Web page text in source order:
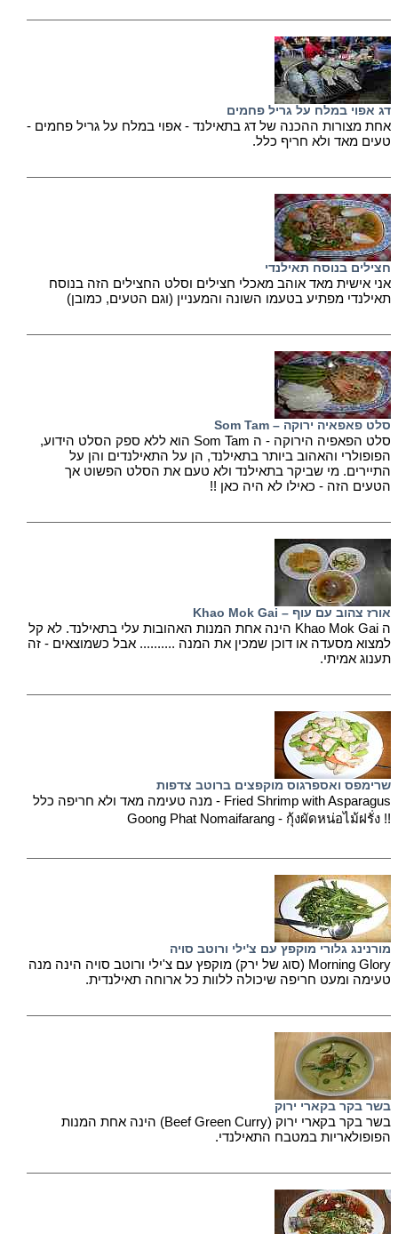
דג אפוי במלח על גריל פחמים
אחת מצורות ההכנה של דג בתאילנד - אפוי במלח על גריל פחמים -
טעים מאד ולא חריף כלל.
חצילים בנוסח תאילנדי
אני אישית מאד אוהב מאכלי חצילים וסלט החצילים הזה בנוסח
תאילנדי מפתיע בטעמו השונה והמעניין (וגם הטעים, כמובן)
סלט פאפאיה ירוקה – Som Tam
סלט הפאפיה הירוקה - ה Som Tam הוא ללא ספק הסלט הידוע,
הפופולרי והאהוב ביותר בתאילנד, הן על התאילנדים והן על
התיירים. מי שביקר בתאילנד ולא טעם את הסלט הפשוט אך
הטעים הזה - כאילו לא היה כאן !!
אורז צהוב עם עוף – Khao Mok Gai
ה Khao Mok Gai הינה אחת המנות האהובות עלי בתאילנד. לא קל
למצוא מסעדה או דוכן שמכין את המנה .......... אבל כשמוצאים - זה
תענוג אמיתי.
שרימפס ואספרגוס מוקפצים ברוטב צדפות
Fried Shrimp with Asparagus - מנה טעימה מאד ולא חריפה כלל
!! Goong Phat Nomaifarang - กุ้งผัดหน่อไม้ฝรั่ง
מורנינג גלורי מוקפץ עם צ'ילי ורוטב סויה
Morning Glory (סוג של ירק) מוקפץ עם צ'ילי ורוטב סויה הינה מנה
טעימה ומעט חריפה שיכולה ללוות כל ארוחה תאילנדית.
בשר בקר בקארי ירוק
בשר בקר בקארי ירוק (Beef Green Curry) הינה אחת המנות
הפופולאריות במטבח התאילנדי.